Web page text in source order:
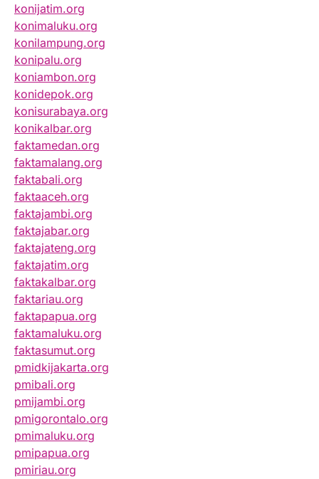
konijatim.org
konimaluku.org
konilampung.org
konipalu.org
koniambon.org
konidepok.org
konisurabaya.org
konikalbar.org
faktamedan.org
faktamalang.org
faktabali.org
faktaaceh.org
faktajambi.org
faktajabar.org
faktajateng.org
faktajatim.org
faktakalbar.org
faktariau.org
faktapapua.org
faktamaluku.org
faktasumut.org
pmidkijakarta.org
pmibali.org
pmijambi.org
pmigorontalo.org
pmimaluku.org
pmipapua.org
pmiriau.org